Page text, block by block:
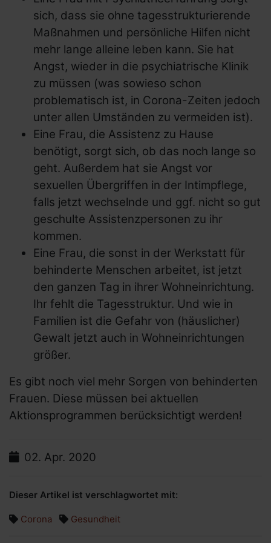
Erklärung zur Barrierefreiheit
Links und Adressen
Netzwerke und
Koordinierungsstellen für
behinderte Frauen
Links für Lesben und LSBTIQ* mit
Behinderung
Links für Mädchen mit Behinderung
Bundesweite Organisationen für
Menschen mit Behinderung
Bundesweite Frauenorganisationen
Bundesministerien und mehr
Internationale Links
sich, dass sie ohne tagesstrukturierende
Maßnahmen und persönliche Hilfen nicht
mehr lange alleine leben kann. Sie hat
Angst, wieder in die psychiatrische Klinik
zu müssen (was sowieso schon
problematisch ist, in Corona-Zeiten jedoch
unter allen Umständen zu vermeiden ist).
Eine Frau, die Assistenz zu Hause
benötigt, sorgt sich, ob das noch lange so
geht. Außerdem hat sie Angst vor
sexuellen Übergriffen in der Intimpflege,
falls jetzt wechselnde und ggf. nicht so gut
geschulte Assistenzpersonen zu ihr
kommen.
Eine Frau, die sonst in der Werkstatt für
behinderte Menschen arbeitet, ist jetzt
den ganzen Tag in ihrer Wohneinrichtung.
Ihr fehlt die Tagesstruktur. Und wie in
Familien ist die Gefahr von (häuslicher)
Gewalt jetzt auch in Wohneinrichtungen
größer.
Es gibt noch viel mehr Sorgen von behinderten
Frauen. Diese müssen bei aktuellen
Aktionsprogrammen berücksichtigt werden!
Datum:
02. Apr. 2020
Dieser Artikel ist verschlagwortet mit:
Corona Gesundheit